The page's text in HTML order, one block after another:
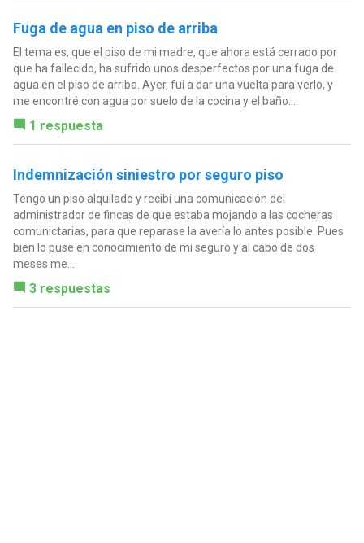
Fuga de agua en piso de arriba
El tema es, que el piso de mi madre, que ahora está cerrado por
que ha fallecido, ha sufrido unos desperfectos por una fuga de
agua en el piso de arriba. Ayer, fui a dar una vuelta para verlo, y
me encontré con agua por suelo de la cocina y el baño....
1 respuesta
Indemnización siniestro por seguro piso
Tengo un piso alquilado y recibí una comunicación del
administrador de fincas de que estaba mojando a las cocheras
comunictarias, para que reparase la avería lo antes posible. Pues
bien lo puse en conocimiento de mi seguro y al cabo de dos
meses me...
3 respuestas